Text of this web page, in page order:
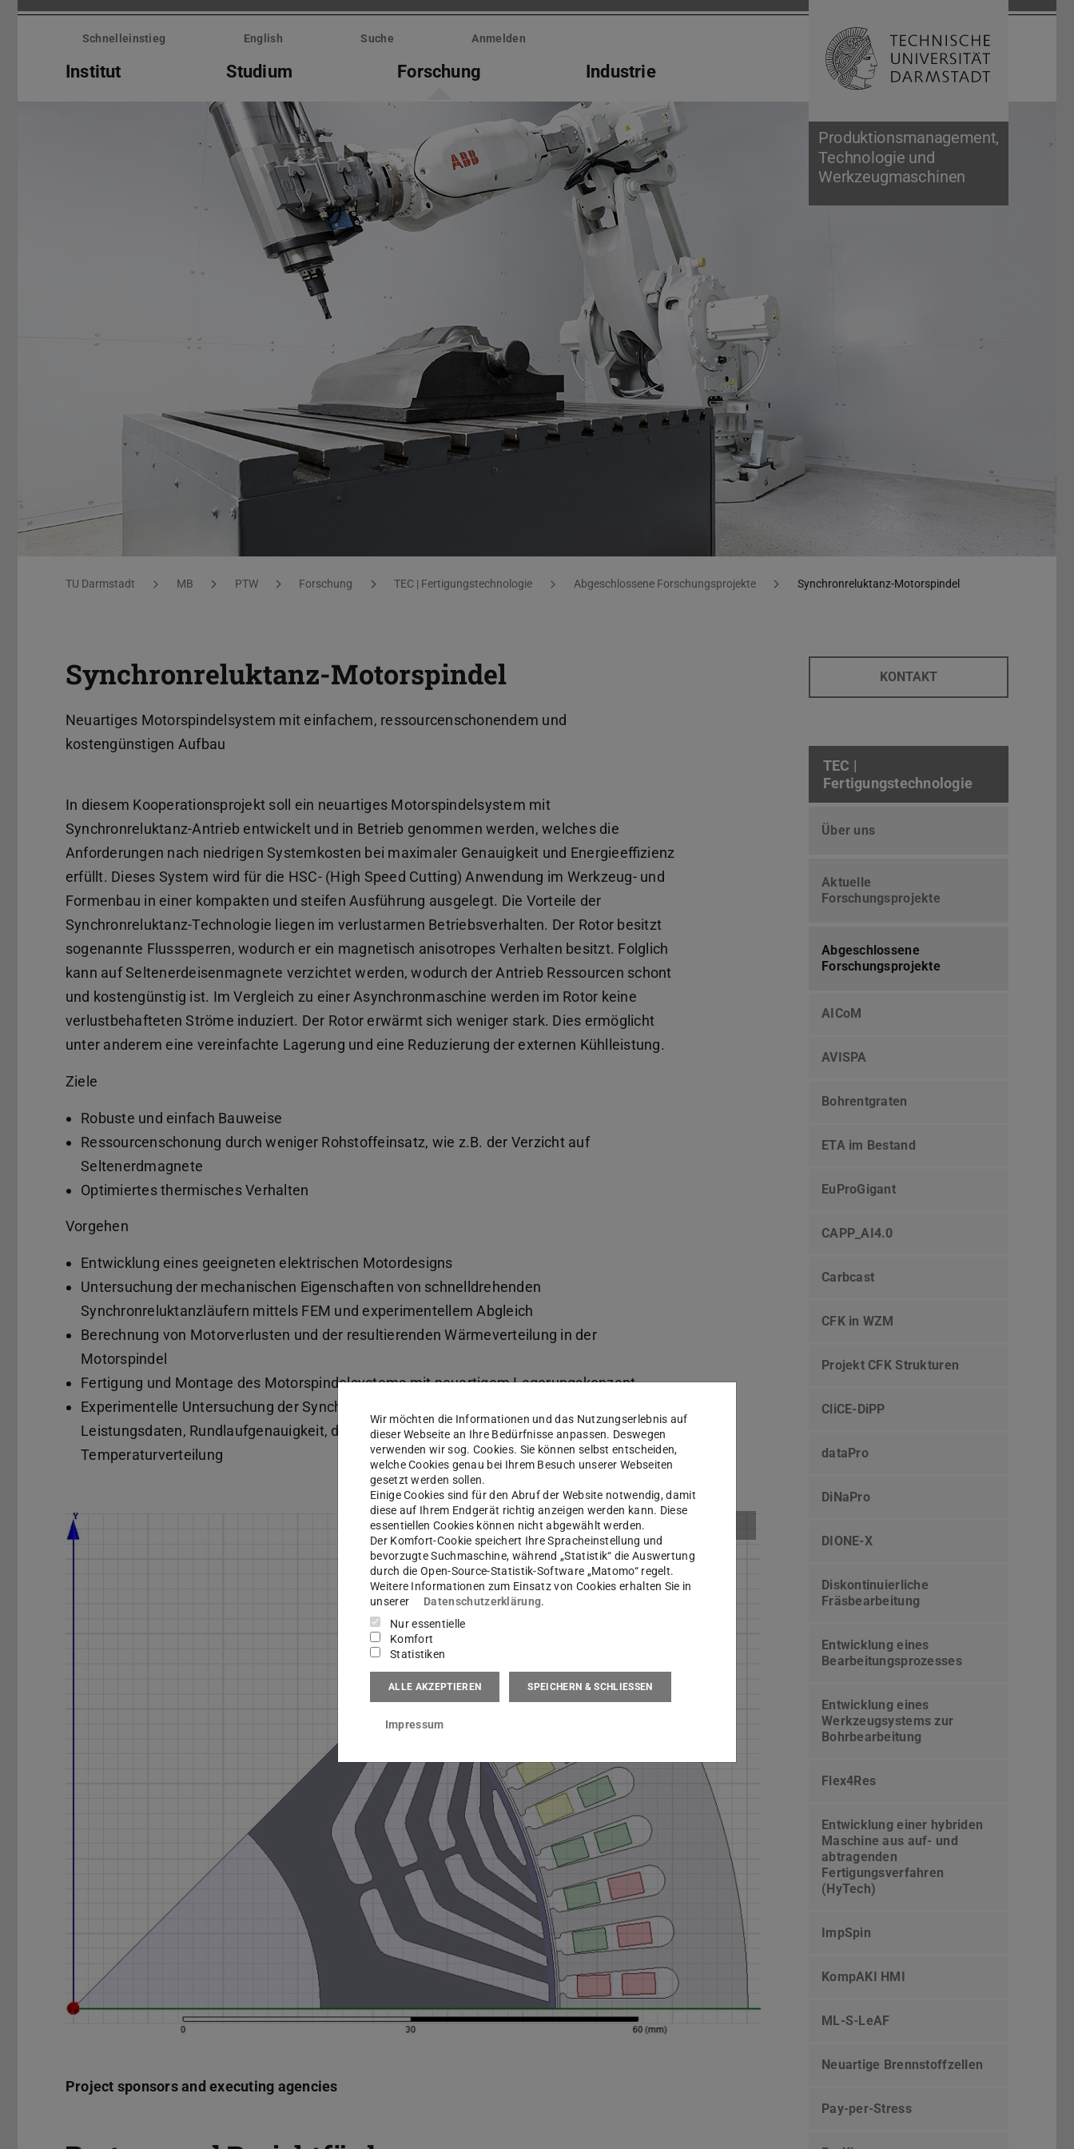
Menü
überspringen
Produktionsmanagement,
Technologie und
Werkzeugmaschinen
Schnelleinstieg English Suche Anmelden
Institut Studium Forschung Industrie Suche öffnen
Sie befinden sich hier:
TU Darmstadt MB PTW Forschung TEC | Fertigungstechnologie Abgeschlossene Forschungsprojekte Synchronreluktanz-Motorspindel
Synchronreluktanz-Motorspindel
Neuartiges Motorspindelsystem mit einfachem, ressourcenschonendem und
kostengünstigen Aufbau
In diesem Kooperationsprojekt soll ein neuartiges Motorspindelsystem mit
Synchronreluktanz-Antrieb entwickelt und in Betrieb genommen werden, welches die
Anforderungen nach niedrigen Systemkosten bei maximaler Genauigkeit und Energieeffizienz
erfüllt. Dieses System wird für die HSC- (High Speed Cutting) Anwendung im Werkzeug- und
Formenbau in einer kompakten und steifen Ausführung ausgelegt. Die Vorteile der
Synchronreluktanz-Technologie liegen im verlustarmen Betriebsverhalten. Der Rotor besitzt
sogenannte Flusssperren, wodurch er ein magnetisch anisotropes Verhalten besitzt. Folglich
kann auf Seltenerdeisenmagnete verzichtet werden, wodurch der Antrieb Ressourcen schont
und kostengünstig ist. Im Vergleich zu einer Asynchronmaschine werden im Rotor keine
verlustbehafteten Ströme induziert. Der Rotor erwärmt sich weniger stark. Dies ermöglicht
unter anderem eine vereinfachte Lagerung und eine Reduzierung der externen Kühlleistung.
Ziele
Robuste und einfach Bauweise
Ressourcenschonung durch weniger Rohstoffeinsatz, wie z.B. der Verzicht auf
Seltenerdmagnete
Optimiertes thermisches Verhalten
Vorgehen
Entwicklung eines geeigneten elektrischen Motordesigns
Untersuchung der mechanischen Eigenschaften von schnelldrehenden
Synchronreluktanzläufern mittels FEM und experimentellem Abgleich
Berechnung von Motorverlusten und der resultierenden Wärmeverteilung in der
Motorspindel
Fertigung und Montage des Motorspindelsystems mit neuartigem Lagerungskonzept
Experimentelle Untersuchung der Synchronreluktanz-Motorspindel hinsichtlich
Leistungsdaten, Rundlaufgenauigkeit, dynamischem Betriebsverhalten,
Temperaturverteilung
Project sponsors and executing agencies
KONTAKT
TEC |
Fertigungstechnologie
Über uns
Aktuelle
Forschungsprojekte
Abgeschlossene
Forschungsprojekte
AICoM
AVISPA
Bohrentgraten
ETA im Bestand
EuProGigant
CAPP_AI4.0
Carbcast
CFK in WZM
Projekt CFK Strukturen
CliCE-DiPP
dataPro
DiNaPro
DIONE-X
Diskontinuierliche
Fräsbearbeitung
Entwicklung eines
Bearbeitungsprozesses
Entwicklung eines
Werkzeugsystems zur
Bohrbearbeitung
Flex4Res
Entwicklung einer hybriden
Maschine aus auf- und
abtragenden
Fertigungsverfahren
(HyTech)
ImpSpin
KompAKI HMI
ML-S-LeAF
Neuartige Brennstoffzellen
Pay-per-Stress
Wir möchten die Informationen und das Nutzungserlebnis auf
dieser Webseite an Ihre Bedürfnisse anpassen. Deswegen
verwenden wir sog. Cookies. Sie können selbst entscheiden,
welche Cookies genau bei Ihrem Besuch unserer Webseiten
gesetzt werden sollen.
Einige Cookies sind für den Abruf der Website notwendig, damit
diese auf Ihrem Endgerät richtig anzeigen werden kann. Diese
essentiellen Cookies können nicht abgewählt werden.
Der Komfort-Cookie speichert Ihre Spracheinstellung und
bevorzugte Suchmaschine, während „Statistik“ die Auswertung
durch die Open-Source-Statistik-Software „Matomo“ regelt.
Weitere Informationen zum Einsatz von Cookies erhalten Sie in
unserer
Datenschutzerklärung.
Nur essentielle
Komfort
Statistiken
ALLE AKZEPTIEREN SPEICHERN & SCHLIESSEN
Impressum